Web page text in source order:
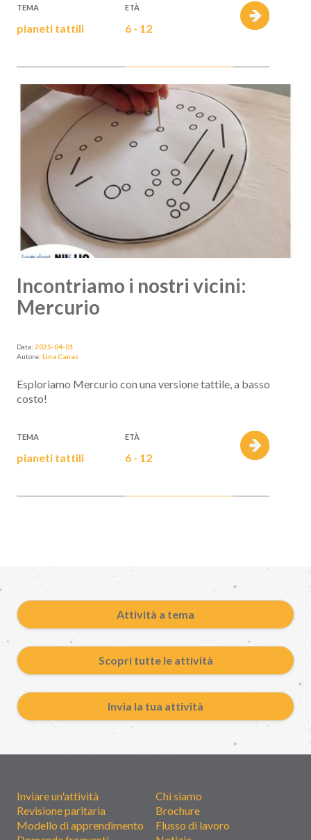
TEMA
pianeti tattili
ETÀ
6 - 12
Incontriamo i nostri vicini:
Mercurio
Data: 2025-04-01
Autore: Lina Canas
Esploriamo Mercurio con una versione tattile, a basso
costo!
TEMA
pianeti tattili
ETÀ
6 - 12
Attività a tema
Scopri tutte le attività
Invia la tua attività
Inviare un'attività
Revisione paritaria
Modello di apprendimento
Chi siamo
Brochure
Flusso di lavoro